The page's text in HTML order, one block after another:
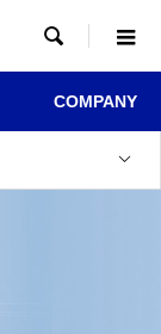

COMPANY